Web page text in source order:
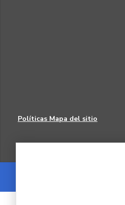
Políticas Mapa del sitio